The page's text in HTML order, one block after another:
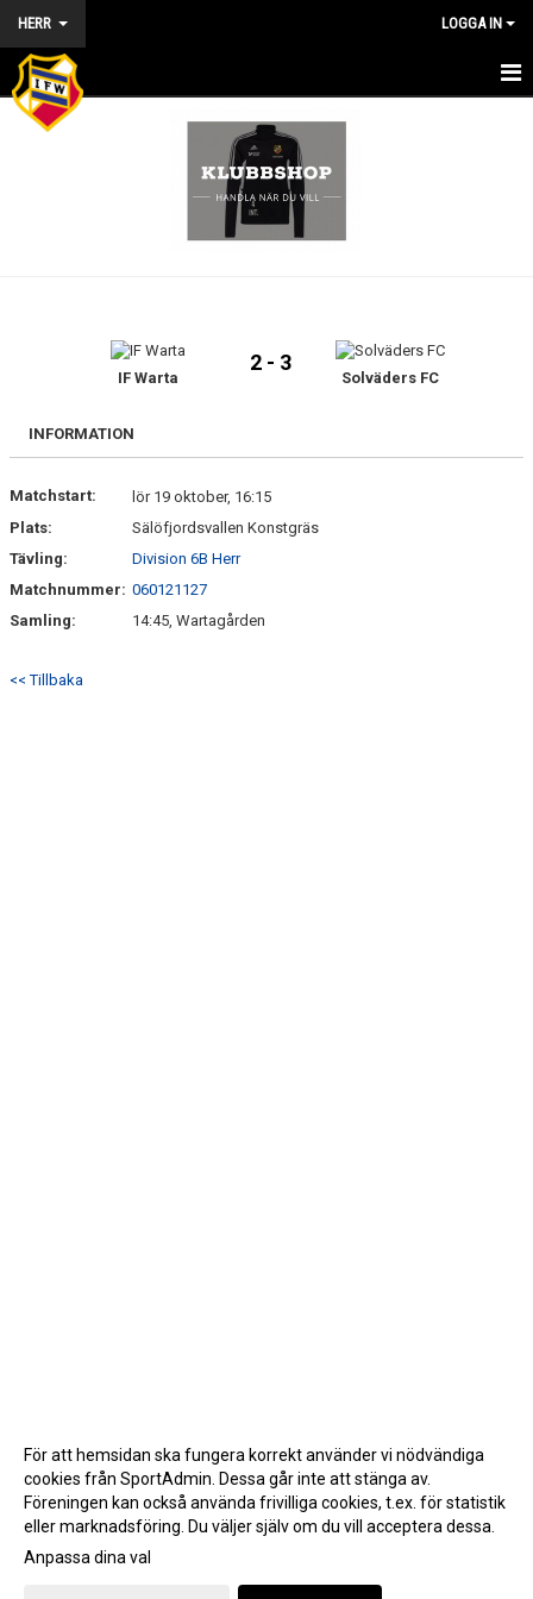
HERR LOGGA IN
HEM - HERR
KONTAKT
IF Warta
2 - 3
Solväders FC
INFORMATION
Matchstart:
lör 19 oktober, 16:15
Plats:
Sälöfjordsvallen Konstgräs
Tävling:
Division 6B Herr
Matchnummer: 060121127
Samling:
14:45, Wartagården
<< Tillbaka
Gå till Webbversion
För att hemsidan ska fungera korrekt använder vi nödvändiga
cookies från SportAdmin. Dessa går inte att stänga av.
Föreningen kan också använda frivilliga cookies, t.ex. för statistik
eller marknadsföring. Du väljer själv om du vill acceptera dessa.
Anpassa dina val